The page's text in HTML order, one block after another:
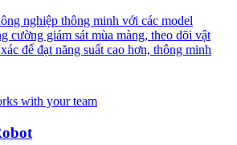
nghiệp thông minh với các model
cường giám sát mùa màng, theo dõi vật
để đạt năng suất cao hơn, thông minh